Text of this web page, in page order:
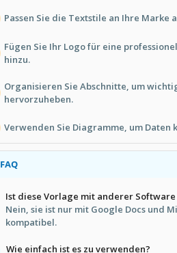
Passen Sie die Textstile an Ihre Marke
Fügen Sie Ihr Logo für eine
hinzu.
Organisieren Sie Abschnitte, um
hervorzuheben.
Verwenden Sie Diagramme, um Daten
FAQ
Ist diese Vorlage mit anderer
Nein, sie ist nur mit Google Docs und
kompatibel.
Wie einfach ist es zu verwenden?